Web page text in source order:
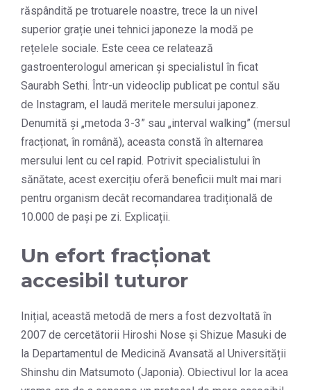
răspândită pe trotuarele noastre, trece la un nivel
superior grație unei tehnici japoneze la modă pe
rețelele sociale. Este ceea ce relatează
gastroenterologul american și specialistul în ficat
Saurabh Sethi. Într-un videoclip publicat pe contul său
de Instagram, el laudă meritele mersului japonez.
Denumită și „metoda 3-3” sau „interval walking” (mersul
fracționat, în română), aceasta constă în alternarea
mersului lent cu cel rapid. Potrivit specialistului în
sănătate, acest exercițiu oferă beneficii mult mai mari
pentru organism decât recomandarea tradițională de
10.000 de pași pe zi. Explicații.
Un efort fracționat
accesibil tuturor
Inițial, această metodă de mers a fost dezvoltată în
2007 de cercetătorii Hiroshi Nose și Shizue Masuki de
la Departamentul de Medicină Avansată al Universității
Shinshu din Matsumoto (Japonia). Obiectivul lor la acea